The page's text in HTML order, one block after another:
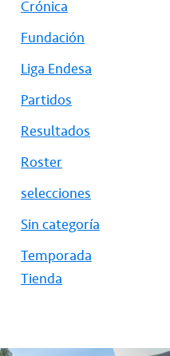
Crónica
Fundación
Liga Endesa
Partidos
Resultados
Roster
selecciones
Sin categoría
Temporada
Tienda